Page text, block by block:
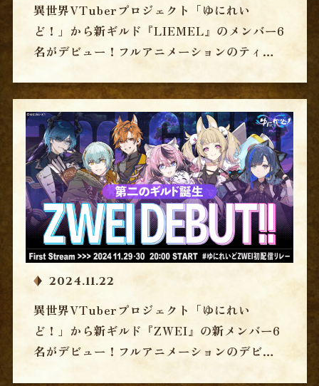
異世界VTuberプロジェクト「ゆにれい
ど！」から新ギルド『LIEMEL』のメンバー6
名がデビュー！フルアニメーションのティザ
2024.11.22
異世界VTuberプロジェクト「ゆにれい
ど！」から新ギルド『ZWEI』の新メンバー6
名がデビュー！フルアニメーションのデビュ